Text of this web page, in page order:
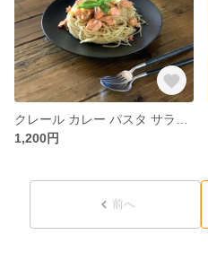
1,200円
前へ